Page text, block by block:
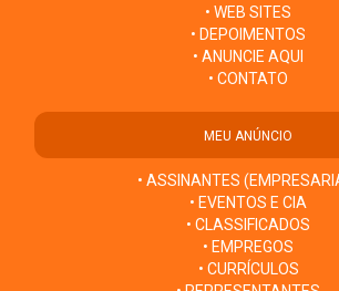
• WEB SITES
• DEPOIMENTOS
• ANUNCIE AQUI
• CONTATO
MEU ANÚNCIO
• ASSINANTES
• EVENTOS E CIA
• CLASSIFICADOS
• EMPREGOS
• CURRÍCULOS